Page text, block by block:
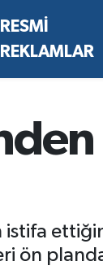
RESMİ
REKLAMLAR
istifa
ön